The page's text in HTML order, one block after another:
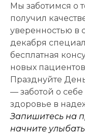
врача:
Дата
время
Если
Мы заботимся о
получил
уверенностью в
декабря
бесплатная
новых
Празднуйте
— заботой о
здоровье в
Запишитесь на
начните